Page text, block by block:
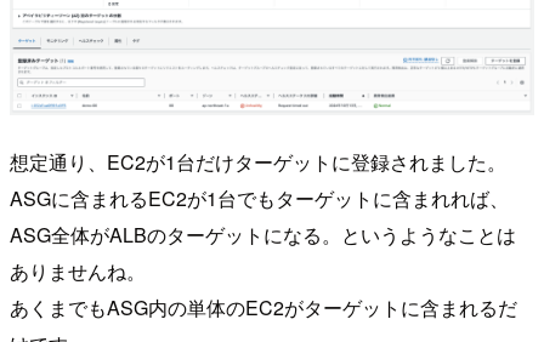
想定通り、EC2が1台だけターゲットに登録されました。
ASGに含まれるEC2が1台でもターゲットに含まれれば、
ASG全体がALBのターゲットになる。というようなことは
ありませんね。
あくまでもASG内の単体のEC2がターゲットに含まれるだ